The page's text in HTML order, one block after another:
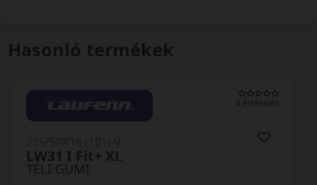
Hasonló termékek
0 értékelés
TÉLI GUMI
Polaris 6 XL FR